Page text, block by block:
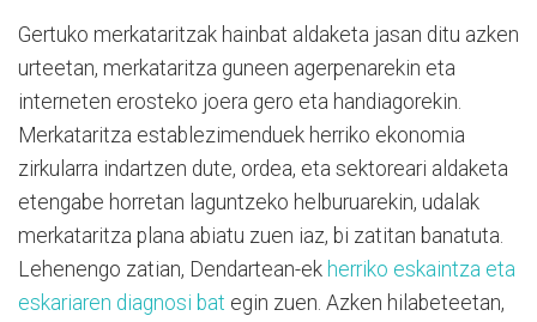
Gertuko merkataritzak hainbat aldaketa jasan ditu azken
urteetan, merkataritza guneen agerpenarekin eta
interneten erosteko joera gero eta handiagorekin.
Merkataritza establezimenduek herriko ekonomia
zirkularra indartzen dute, ordea, eta sektoreari aldaketa
etengabe horretan laguntzeko helburuarekin, udalak
merkataritza plana abiatu zuen iaz, bi zatitan banatuta.
Lehenengo zatian, Dendartean-ek herriko eskaintza eta
eskariaren diagnosi bat egin zuen. Azken hilabeteetan,